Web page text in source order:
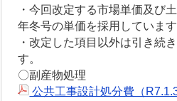
・今回改定する市場単価及び
年冬号の単価を採用しています
・改定した項目以外は引き続
す。
〇副産物処理
公共工事設計処分費（